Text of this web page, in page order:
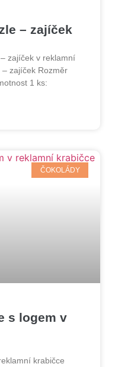
– zajíček
zajíček v reklamní
– zajíček Rozměr
1 ks:
ČOKOLÁDY
s logem v
krabičce